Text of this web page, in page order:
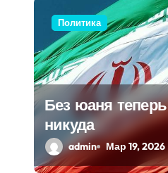
п
о
з
а
п
Политика
Без юаня теперь
никуда
admin Мар 19, 2026